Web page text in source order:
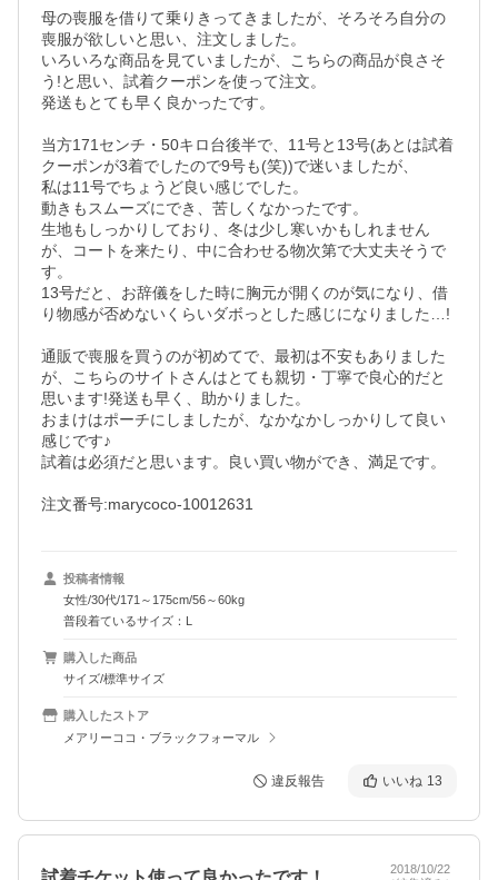
母の喪服を借りて乗りきってきましたが、そろそろ自分の
喪服が欲しいと思い、注文しました。
いろいろな商品を見ていましたが、こちらの商品が良さそ
う!と思い、試着クーポンを使って注文。
発送もとても早く良かったです。
当方171センチ・50キロ台後半で、11号と13号(あとは試着
クーポンが3着でしたので9号も(笑))で迷いましたが、
私は11号でちょうど良い感じでした。
動きもスムーズにでき、苦しくなかったです。
生地もしっかりしており、冬は少し寒いかもしれません
が、コートを来たり、中に合わせる物次第で大丈夫そうで
す。
13号だと、お辞儀をした時に胸元が開くのが気になり、借
り物感が否めないくらいダボっとした感じになりました…!
通販で喪服を買うのが初めてで、最初は不安もありました
が、こちらのサイトさんはとても親切・丁寧で良心的だと
思います!発送も早く、助かりました。
おまけはポーチにしましたが、なかなかしっかりして良い
感じです♪
試着は必須だと思います。良い買い物ができ、満足です。
注文番号:marycoco-10012631
投稿者情報
女性/30代/171～175cm/56～60kg
普段着ているサイズ：L
購入した商品
サイズ/標準サイズ
購入したストア
メアリーココ・ブラックフォーマル
違反報告 いいね 13
2018/10/22